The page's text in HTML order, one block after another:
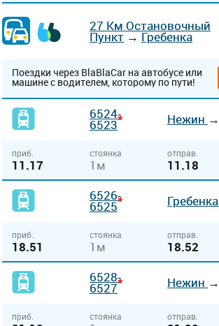
27 Км Остановочный
Пункт→Гребенка
Поездки через BlaBlaCar на автобусе или
машине с водителем, которому по пути!
6524-
6523* Нежин →
приб.
11.17
стоянка
1м
отправ.
11.18
6526-
6525* Гребенка
приб.
18.51
стоянка
1м
отправ.
18.52
6528-
6527* Нежин →
приб. стоянка отправ.